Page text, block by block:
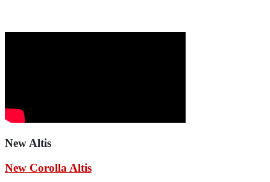
New Altis
New Corolla Altis